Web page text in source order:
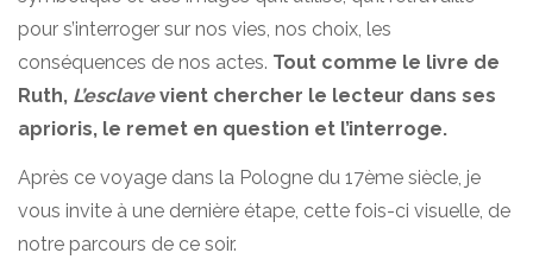
pour s’interroger sur nos vies, nos choix, les
conséquences de nos actes. Tout comme le livre de
Ruth, L’esclavevient chercher le lecteur dans ses
aprioris, le remet en question et l’interroge.
Après ce voyage dans la Pologne du 17ème siècle, je
vous invite à une dernière étape, cette fois-ci visuelle, de
notre parcours de ce soir.